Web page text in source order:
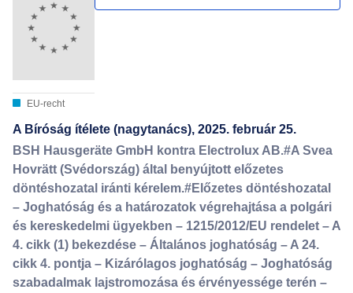
EU-recht
A Bíróság ítélete (nagytanács), 2025. február 25.
BSH Hausgeräte GmbH kontra Electrolux AB.#A Svea
Hovrätt (Svédország) által benyújtott előzetes
döntéshozatal iránti kérelem.#Előzetes döntéshozatal
– Joghatóság és a határozatok végrehajtása a polgári
és kereskedelmi ügyekben – 1215/2012/EU rendelet – A
4. cikk (1) bekezdése – Általános joghatóság – A 24.
cikk 4. pontja – Kizárólagos joghatóság – Joghatóság
szabadalmak lajstromozása és érvényessége terén –